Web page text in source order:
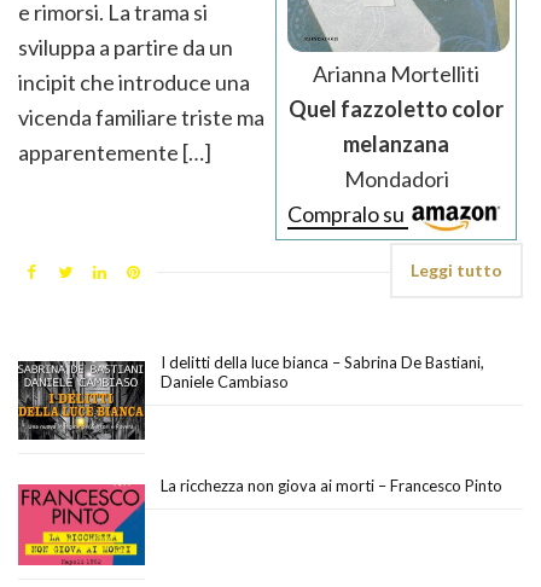
Arianna Mortelliti
Quel fazzoletto color
melanzana
Mondadori
Compralo su
e rimorsi. La trama si
sviluppa a partire da un
incipit che introduce una
vicenda familiare triste ma
apparentemente […]
Leggi tutto
I delitti della luce bianca – Sabrina De Bastiani,
Daniele Cambiaso
La ricchezza non giova ai morti – Francesco Pinto